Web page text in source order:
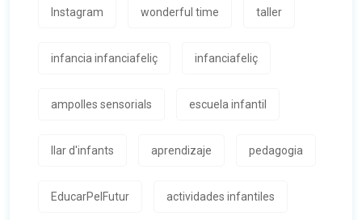
Instagram wonderful time taller
infancia infanciafeliç infanciafeliç
ampolles sensorials escuela infantil
llar d'infants aprendizaje pedagogia
EducarPelFutur actividades infantiles